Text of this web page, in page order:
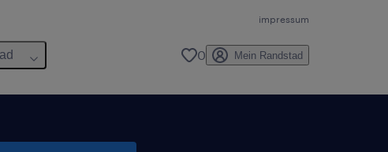
impressum
0 Mein Randstad